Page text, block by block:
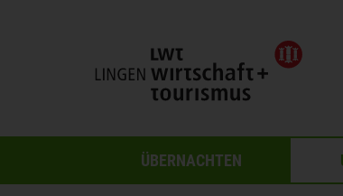
ÜBERNACHTEN